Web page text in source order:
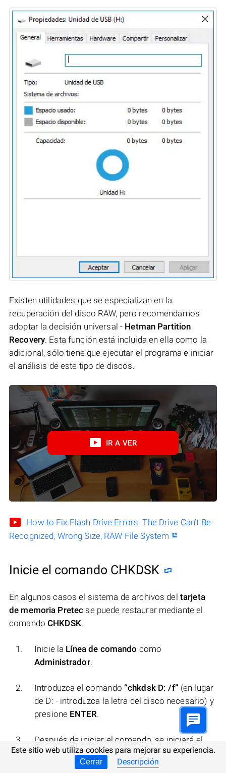
Existen utilidades que se especializan en la
recuperación del disco RAW, pero recomendamos
adoptar la decisión universal - Hetman Partition
Recovery. Esta función está incluida en ella como la
adicional, sólo tiene que ejecutar el programa e iniciar
el análisis de este tipo de discos.
IR A VER
How to Fix Flash Drive Errors: The Drive Can’t Be
Recognized, Wrong Size, RAW File System
Inicie el comando CHKDSK
En algunos casos el sistema de archivos del tarjeta
de memoria Pretec se puede restaurar mediante el
comandoCHKDSK.
Inicie la Línea de comando como
Administrador.
Introduzca el comando “chkdsk D: /f” (en lugar
de D: - introduzca la letra del disco necesario) y
presione ENTER.
Después de iniciar el comando, se iniciará el
proceso de verificación y corrección de errores
en el disco o dispositivo, esto puede devolver la
Este sitio web utiliza cookies para mejorar su experiencia.
Cerrar Descripción